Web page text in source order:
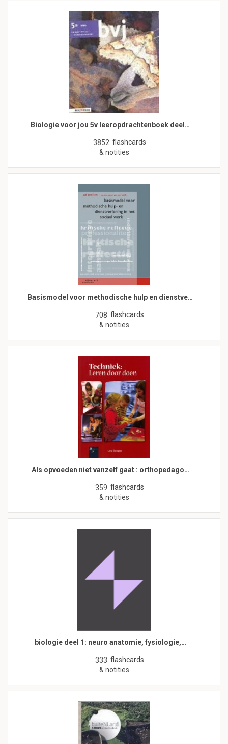
Biologie voor jou 5v leeropdrachtenboek deel…
3852 flashcards
& notities
Basismodel voor methodische hulp en dienstve…
708 flashcards
& notities
Als opvoeden niet vanzelf gaat : orthopedago…
359 flashcards
& notities
biologie deel 1: neuro anatomie, fysiologie,…
333 flashcards
& notities